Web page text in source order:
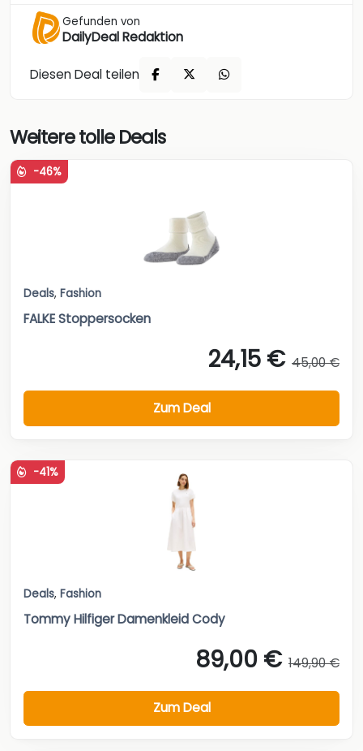
Gefunden von
DailyDeal Redaktion
Diesen Deal teilen
Weitere tolle Deals
-46%
Deals, Fashion
FALKE Stoppersocken
24,15 € 45,00 €
Zum Deal
-41%
Deals, Fashion
Tommy Hilfiger Damenkleid Cody
89,00 € 149,90 €
Zum Deal